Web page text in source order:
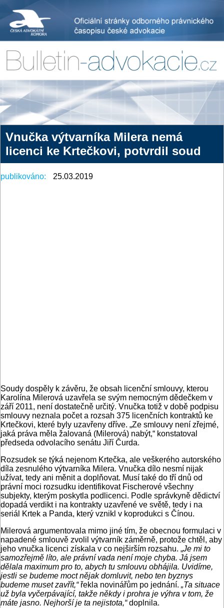
Vnučka výtvarníka Milera nemá
licenci ke Krtečkovi, potvrdil soud
publikováno: 25.03.2019
Soudy dospěly k závěru, že obsah licenční smlouvy, kterou
Karolína Milerová uzavřela se svým nemocným dědečkem v
září 2011, není dostatečně určitý. Vnučka totiž v době podpisu
smlouvy neznala počet a rozsah 375 licenčních kontraktů ke
Krtečkovi, které byly uzavřeny dříve. „Ze smlouvy není zřejmé,
jaká práva měla žalovaná (Milerová) nabýt,“ konstatoval
předseda odvolacího senátu Jiří Čurda.
Rozsudek se týká nejenom Krtečka, ale veškerého autorského
díla zesnulého výtvarníka Milera. Vnučka dílo nesmí nijak
užívat, tedy ani měnit a doplňovat. Musí také do tří dnů od
právní moci rozsudku identifikovat Fischerové všechny
subjekty, kterým poskytla podlicenci. Podle správkyně dědictví
dopadá verdikt i na kontrakty uzavřené ve světě, tedy i na
seriál Krtek a Panda, který vznikl v koprodukci s Čínou.
Milerová argumentovala mimo jiné tím, že obecnou formulaci v
napadené smlouvě zvolil výtvarník záměrně, protože chtěl, aby
jeho vnučka licenci získala v co nejširším rozsahu. „Je mi to
samozřejmě líto, ale právní vada není moje chyba. Já jsem
dělala maximum pro to, abych tu smlouvu obhájila. Uvidíme,
jestli se budeme moct nějak domluvit, nebo ten byznys
budeme muset zavřít,“řekla novinářům po jednání. „Ta situace
už byla vyčerpávající, takže někdy i prohra je výhra v tom, že
máte jasno. Nejhorší je ta nejistota,“doplnila.